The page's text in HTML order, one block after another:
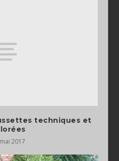
techniques et
2017